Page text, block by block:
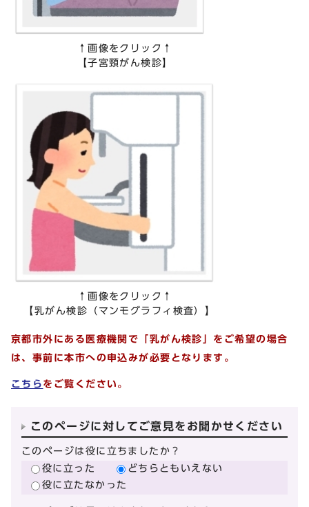
↑画像をクリック↑
【子宮頸がん検診】
↑画像をクリック↑
【乳がん検診（マンモグラフィ検査）】
京都市外にある医療機関で「乳がん検診」をご希望の場合
は、事前に本市への申込みが必要となります。
こちら をご覧ください。
このページに対してご意見をお聞かせください
このページは役に立ちましたか？
役に立った
どちらともいえない
役に立たなかった